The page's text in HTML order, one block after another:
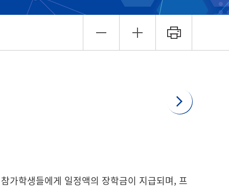
가학생들에게 일정액의 장학금이 지급되며, 프